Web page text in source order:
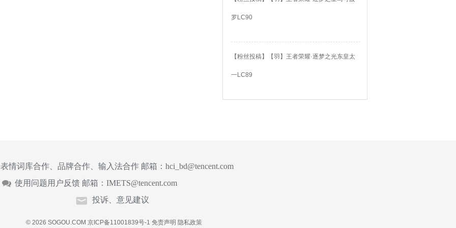
罗LC90
【粉丝投稿】【羽】王者荣耀·逐梦之光东皇太
一LC89
情词库合作、品牌合作、输入法合作 邮箱： hci_bd@tencent.com
使用问题用户反馈 邮箱： IMETS@tencent.com
投诉、意见建议
© 2026 SOGOU.COM 京ICP备11001839号-1 免责声明 隐私政策